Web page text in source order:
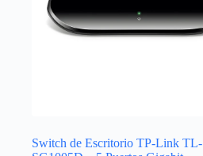
Switch de Escritorio TP-Link TL-